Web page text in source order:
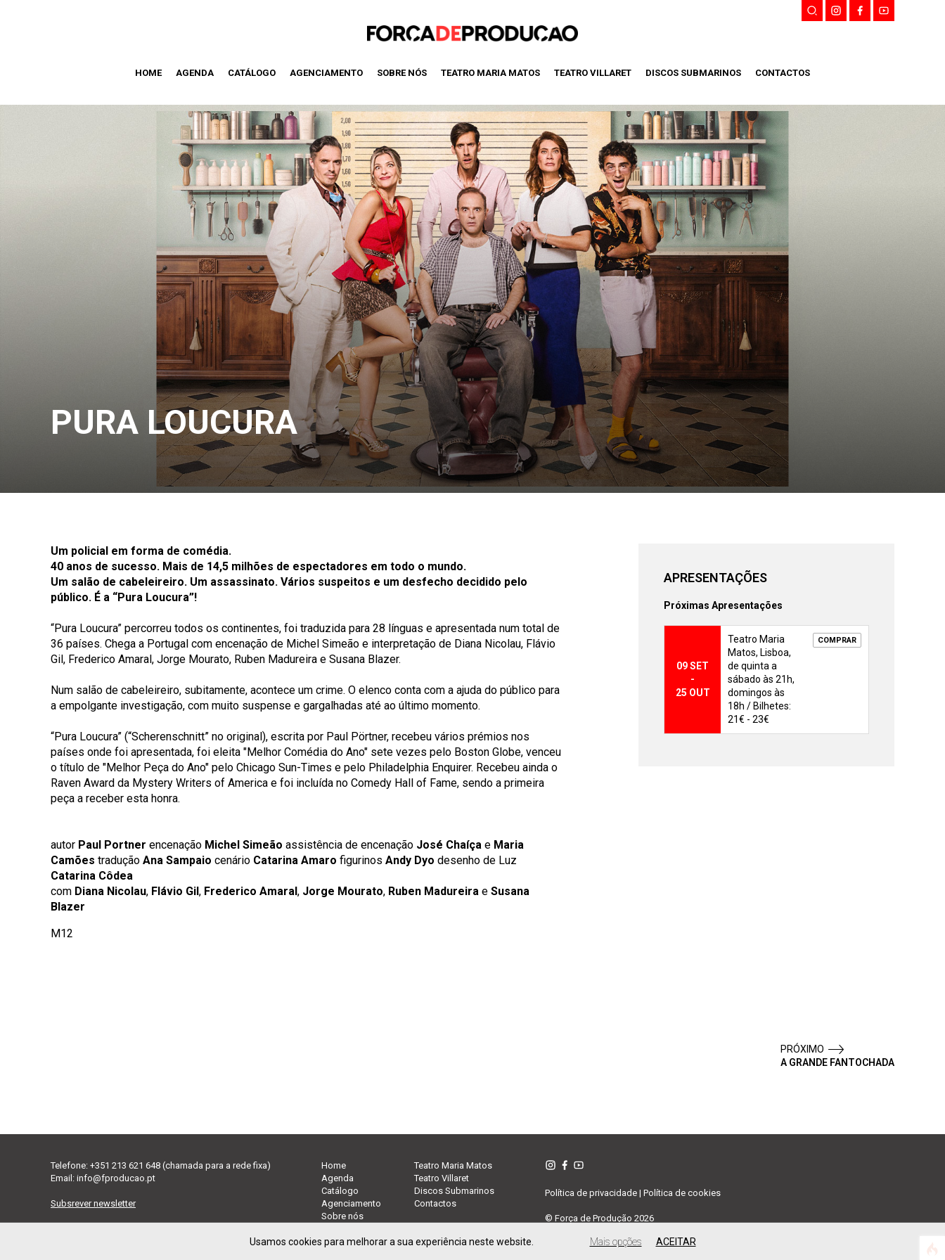
HOME AGENDA CATÁLOGO AGENCIAMENTO SOBRE NÓS TEATRO MARIA MATOS TEATRO VILLARET DISCOS SUBMARINOS CONTACTOS
PURA LOUCURA
Um policial em forma de comédia.
40 anos de sucesso. Mais de 14,5 milhões de espectadores em todo o mundo.
Um salão de cabeleireiro. Um assassinato. Vários suspeitos e um desfecho decidido pelo
público. É a “Pura Loucura”!
“Pura Loucura” percorreu todos os continentes, foi traduzida para 28 línguas e apresentada num total de
36 países. Chega a Portugal com encenação de Michel Simeão e interpretação de Diana Nicolau, Flávio
Gil, Frederico Amaral, Jorge Mourato, Ruben Madureira e Susana Blazer.
Num salão de cabeleireiro, subitamente, acontece um crime. O elenco conta com a ajuda do público para
a empolgante investigação, com muito suspense e gargalhadas até ao último momento.
“Pura Loucura” (“Scherenschnitt” no original), escrita por Paul Pörtner, recebeu vários prémios nos
países onde foi apresentada, foi eleita "Melhor Comédia do Ano" sete vezes pelo Boston Globe, venceu
o título de "Melhor Peça do Ano" pelo Chicago Sun-Times e pelo Philadelphia Enquirer. Recebeu ainda o
Raven Award da Mystery Writers of America e foi incluída no Comedy Hall of Fame, sendo a primeira
peça a receber esta honra.
autor Paul Portner encenação Michel Simeão assistência de encenação José Chaíça e Maria
Camões tradução Ana Sampaio cenário Catarina Amaro figurinos Andy Dyo desenho de Luz
Catarina Côdea
com Diana Nicolau, Flávio Gil , Frederico Amaral , Jorge Mourato, Ruben Madureira e Susana
Blazer
M12
APRESENTAÇÕES
Próximas Apresentações
09 SET
-
25 OUT
Teatro Maria
Matos, Lisboa,
de quinta a
sábado às 21h,
domingos às
18h / Bilhetes:
21€ - 23€
COMPRAR
PRÓXIMO
A GRANDE FANTOCHADA
Telefone: +351 213 621 648 (chamada para a rede fixa)
Email: info@fproducao.pt
Subsrever newsletter
Home
Agenda
Catálogo
Agenciamento
Sobre nós
Teatro Maria Matos
Teatro Villaret
Discos Submarinos
Contactos
Política de privacidade | Política de cookies
© Força de Produção 2026
Usamos cookies para melhorar a sua experiência neste website. Mais opções ACEITAR